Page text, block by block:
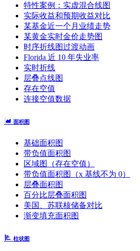
特性案例：实虚混合线图
实际收益和预期收益对比
某基金近一个月业绩走势
某黄金实时金价走势图
时序折线图过渡动画
Florida 近 10 年失业率
实时折线
层叠点线图
存在空值
连接空值数据
面积图
基础面积图
带负值面积图
区域图（存在空值）
带负值面积图（x 基线不为 0）
层叠面积图
百分比层叠面积图
美国、苏联核储备对比
渐变填充面积图
柱状图